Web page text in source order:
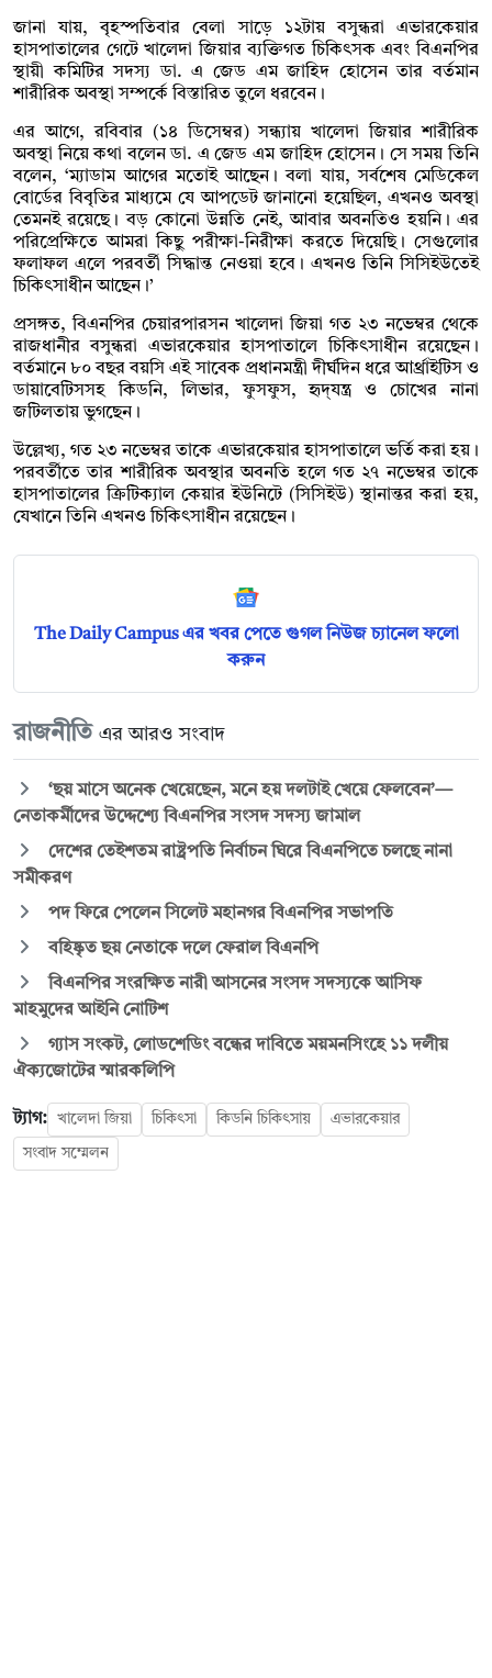
জানা যায়, বৃহস্পতিবার বেলা সাড়ে ১২টায় বসুন্ধরা এভারকেয়ার
হাসপাতালের গেটে খালেদা জিয়ার ব্যক্তিগত চিকিৎসক এবং বিএনপির
স্থায়ী কমিটির সদস্য ডা. এ জেড এম জাহিদ হোসেন তার বর্তমান
শারীরিক অবস্থা সম্পর্কে বিস্তারিত তুলে ধরবেন।
এর আগে, রবিবার (১৪ ডিসেম্বর) সন্ধ্যায় খালেদা জিয়ার শারীরিক
অবস্থা নিয়ে কথা বলেন ডা. এ জেড এম জাহিদ হোসেন। সে সময় তিনি
বলেন, ‘ম্যাডাম আগের মতোই আছেন। বলা যায়, সর্বশেষ মেডিকেল
বোর্ডের বিবৃতির মাধ্যমে যে আপডেট জানানো হয়েছিল, এখনও অবস্থা
তেমনই রয়েছে। বড় কোনো উন্নতি নেই, আবার অবনতিও হয়নি। এর
পরিপ্রেক্ষিতে আমরা কিছু পরীক্ষা-নিরীক্ষা করতে দিয়েছি। সেগুলোর
ফলাফল এলে পরবর্তী সিদ্ধান্ত নেওয়া হবে। এখনও তিনি সিসিইউতেই
চিকিৎসাধীন আছেন।’
প্রসঙ্গত, বিএনপির চেয়ারপারসন খালেদা জিয়া গত ২৩ নভেম্বর থেকে
রাজধানীর বসুন্ধরা এভারকেয়ার হাসপাতালে চিকিৎসাধীন রয়েছেন।
বর্তমানে ৮০ বছর বয়সি এই সাবেক প্রধানমন্ত্রী দীর্ঘদিন ধরে আর্থ্রাইটিস ও
ডায়াবেটিসসহ কিডনি, লিভার, ফুসফুস, হৃদ্‌যন্ত্র ও চোখের নানা
জটিলতায় ভুগছেন।
উল্লেখ্য, গত ২৩ নভেম্বর তাকে এভারকেয়ার হাসপাতালে ভর্তি করা হয়।
পরবর্তীতে তার শারীরিক অবস্থার অবনতি হলে গত ২৭ নভেম্বর তাকে
হাসপাতালের ক্রিটিক্যাল কেয়ার ইউনিটে (সিসিইউ) স্থানান্তর করা হয়,
যেখানে তিনি এখনও চিকিৎসাধীন রয়েছেন।
The Daily Campus এর খবর পেতে গুগল নিউজ চ্যানেল ফলো
করুন
রাজনীতি এর আরও সংবাদ
‘ছয় মাসে অনেক খেয়েছেন, মনে হয় দলটাই খেয়ে ফেলবেন’—
নেতাকর্মীদের উদ্দেশ্যে বিএনপির সংসদ সদস্য জামাল
দেশের তেইশতম রাষ্ট্রপতি নির্বাচন ঘিরে বিএনপিতে চলছে নানা
সমীকরণ
পদ ফিরে পেলেন সিলেট মহানগর বিএনপির সভাপতি
বহিষ্কৃত ছয় নেতাকে দলে ফেরাল বিএনপি
বিএনপির সংরক্ষিত নারী আসনের সংসদ সদস্যকে আসিফ
মাহমুদের আইনি নোটিশ
গ্যাস সংকট, লোডশেডিং বন্ধের দাবিতে ময়মনসিংহে ১১ দলীয়
ঐক্যজোটের স্মারকলিপি
ট্যাগ: খালেদা জিয়া চিকিৎসা কিডনি চিকিৎসায় এভারকেয়ার
সংবাদ সম্মেলন